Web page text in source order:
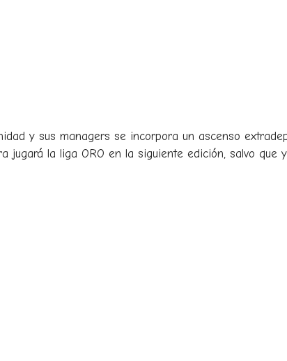
y sus managers se incorpora un ascenso
la liga ORO en la siguiente edición, salvo que